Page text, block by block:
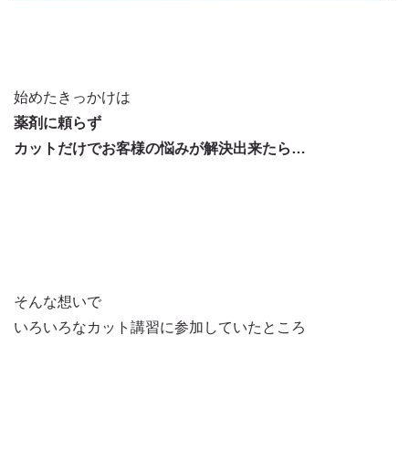
始めたきっかけは
薬剤に頼らず
カットだけでお客様の悩みが解決出来たら…
そんな想いで
いろいろなカット講習に参加していたところ